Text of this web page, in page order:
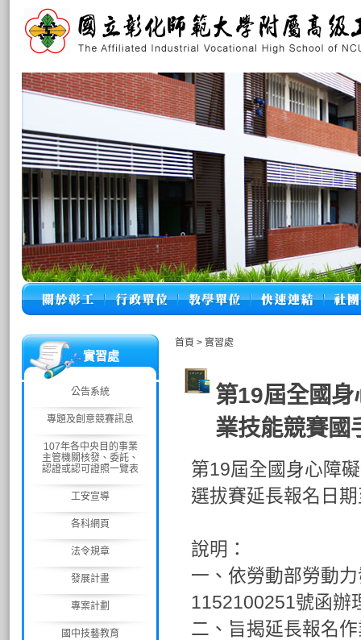
實習處
公告系統
專題及創意競賽訊息
107年各中央目的事業
主管機關核發、委託、
認證或認可證照一覽表
工安宣導
各科網頁
法令規章
發展計畫
專案計劃
國中技藝教育
首頁 > 實習處
第19屆全國
業技能競賽國
第19屆全國身心障
選拔賽延長報名日
說明：
一、依勞動部勞動
1152100251號函辦
二、旨揭延長報名